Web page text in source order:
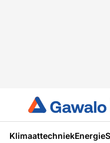
KlimaattechniekEnergie